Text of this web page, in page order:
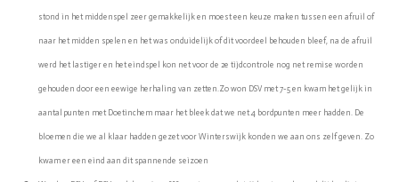
stond in het middenspel zeer gemakkelijk en moest een keuze maken tussen een afruil of
naar het midden spelen en het was onduidelijk of dit voordeel behouden bleef, na de afruil
werd het lastiger en het eindspel kon net voor de 2e tijdcontrole nog net remise worden
gehouden door een eewige herhaling van zetten.Zo won DSV met 7-5 en kwam het gelijk in
aantal punten met Doetinchem maar het bleek dat we net 4 bordpunten meer hadden. De
bloemen die we al klaar hadden gezet voor Winterswijk konden we aan ons zelf geven. Zo
kwam er een eind aan dit spannende seizoen